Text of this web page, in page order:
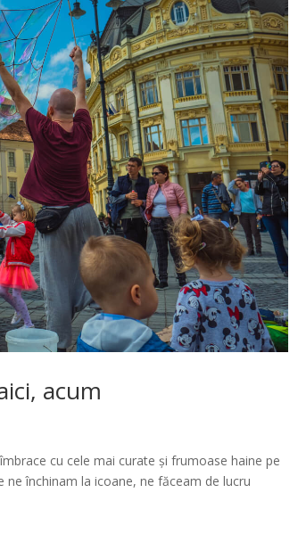
acum
cu cele mai curate și frumoase haine pe
închinam la icoane, ne făceam de lucru